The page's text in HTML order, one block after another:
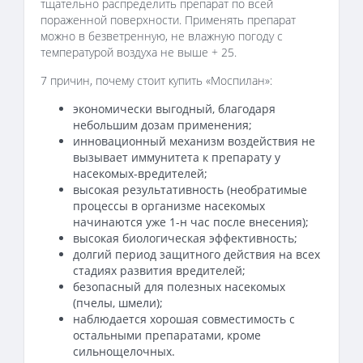
тщательно распределить препарат по всей
пораженной поверхности. Применять препарат
можно в безветренную, не влажную погоду с
температурой воздуха не выше + 25.
7 причин, почему стоит купить «Моспилан»:
экономически выгодный, благодаря
небольшим дозам применения;
инновационный механизм воздействия не
вызывает иммунитета к препарату у
насекомых-вредителей;
высокая результативность (необратимые
процессы в организме насекомых
начинаются уже 1-н час после внесения);
высокая биологическая эффективность;
долгий период защитного действия на всех
стадиях развития вредителей;
безопасный для полезных насекомых
(пчелы, шмели);
наблюдается хорошая совместимость с
остальными препаратами, кроме
сильнощелочных.